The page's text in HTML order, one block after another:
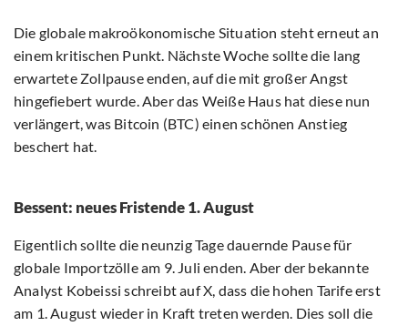
Die globale makroökonomische Situation steht erneut an
einem kritischen Punkt. Nächste Woche sollte die lang
erwartete Zollpause enden, auf die mit großer Angst
hingefiebert wurde. Aber das Weiße Haus hat diese nun
verlängert, was Bitcoin (BTC) einen schönen Anstieg
beschert hat.
Bessent: neues Fristende 1. August
Eigentlich sollte die neunzig Tage dauernde Pause für
globale Importzölle am 9. Juli enden. Aber der bekannte
Analyst Kobeissi schreibt auf X, dass die hohen Tarife erst
am 1. August wieder in Kraft treten werden. Dies soll die